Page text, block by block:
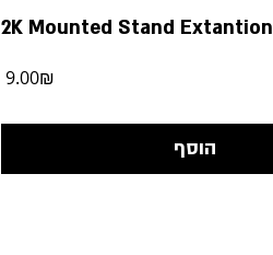
2K Mounted Stand Extantion
‏9.00 ‏₪
הוסף